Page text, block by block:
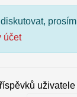
prosím
účet
uživatele